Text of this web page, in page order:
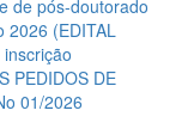
de pós-doutorado
2026 (EDITAL
PEDIDOS DE
01/2026 